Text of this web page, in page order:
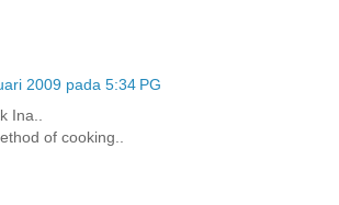
2009 pada 5:34 PG
Ina..
of cooking..